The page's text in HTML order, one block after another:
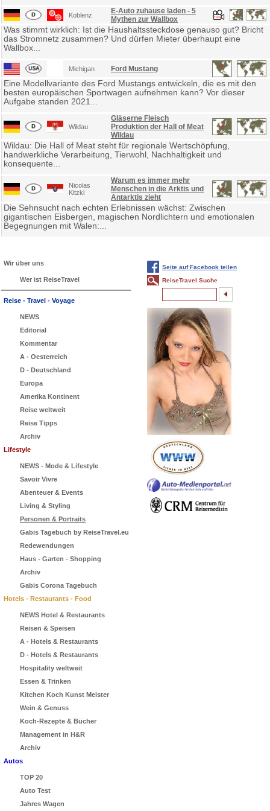
Koblenz
E-Auto zuhause laden - 5
Mythen zur Wallbox
Was stimmt wirklich: Ist die Haushaltssteckdose genauso gut? Bricht
das Stromnetz zusammen? Und dürfen Mieter überhaupt eine
Wallbox...
Michigan Ford Mustang
Eine Modellvariante des Ford Mustangs entwickeln, die es mit den
besten europäischen Sportwagen aufnehmen kann? Vor dieser
Aufgabe standen 2021...
Wildau
Gläserne Fleisch
Produktion der Hall of Meat
Wildau
Wildau: Die Hall of Meat steht für regionale Wertschöpfung,
handwerkliche Verarbeitung, Tierwohl, Nachhaltigkeit und
konsequente...
Nicolas
Kitzki
Warum es immer mehr
Menschen in die Arktis und
Antarktis zieht
Die Sehnsucht nach echten Erlebnissen wächst: Zwischen
gigantischen Eisbergen, magischen Nordlichtern und emotionalen
Begegnungen mit Walen:...
Wir über uns
Wer ist ReiseTravel
Reise - Travel - Voyage
NEWS
Editorial
Kommentar
A - Oesterreich
D - Deutschland
Europa
Amerika Kontinent
Reise weltweit
Reise Tipps
Archiv
Lifestyle
NEWS - Mode & Lifestyle
Savoir Vivre
Abenteuer & Events
Living & Styling
Personen & Portraits
Gabis Tagebuch by ReiseTravel.eu
Redewendungen
Haus - Garten - Shopping
Archiv
Gabis Corona Tagebuch
Hotels - Restaurants - Food
NEWS Hotel & Restaurants
Reisen & Speisen
A - Hotels & Restaurants
D - Hotels & Restaurants
Hospitality weltweit
Essen & Trinken
Kitchen Koch Kunst Meister
Wein & Genuss
Koch-Rezepte & Bücher
Management in H&R
Archiv
Autos
TOP 20
Auto Test
Jahres Wagen
Seite auf Facebook teilen
ReiseTravel Suche